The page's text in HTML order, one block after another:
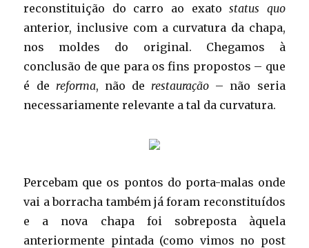
reconstituição do carro ao exatostatus quo
anterior, inclusive com a curvatura da chapa,
nos moldes do original. Chegamos à
conclusão de que para os fins propostos – que
é de reforma, não de restauração – não seria
necessariamente relevante a tal da curvatura.
Percebam que os pontos do porta-malas onde
vai a borracha também já foram reconstituídos
e a nova chapa foi sobreposta àquela
anteriormente pintada (como vimos no post